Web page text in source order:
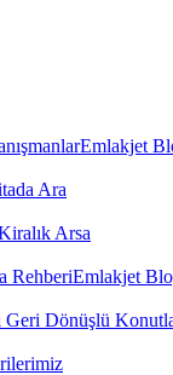
Emlakjet
Ara
Arsa
RehberiEmlakjet
Geri Dönüşlü